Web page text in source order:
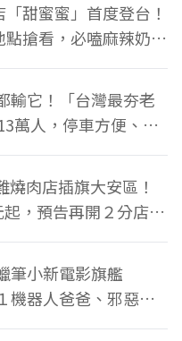
甜蜜蜜」首度登台！
點搶看，必嗑麻辣奶油
輸它！「台灣最夯老
萬人，停車方便、特
燒肉店插旗大安區！
，預告再開２分店、
筆小新電影旗艦
機器人爸爸、邪惡正
買翻